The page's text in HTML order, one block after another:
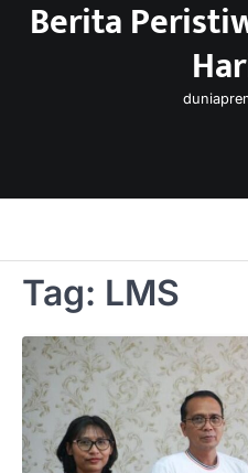
SkipBerita
Tag: LMS